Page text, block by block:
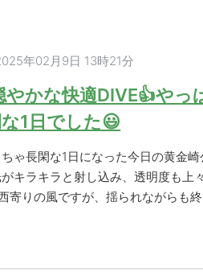
年02月9日 13時21分
やかな快適DIVE👍やっ
1日でした😃
ゃ長閑な1日になった今日の黄金
キラキラと射し込み、透明度も上
寄りの風ですが、揺られながらも